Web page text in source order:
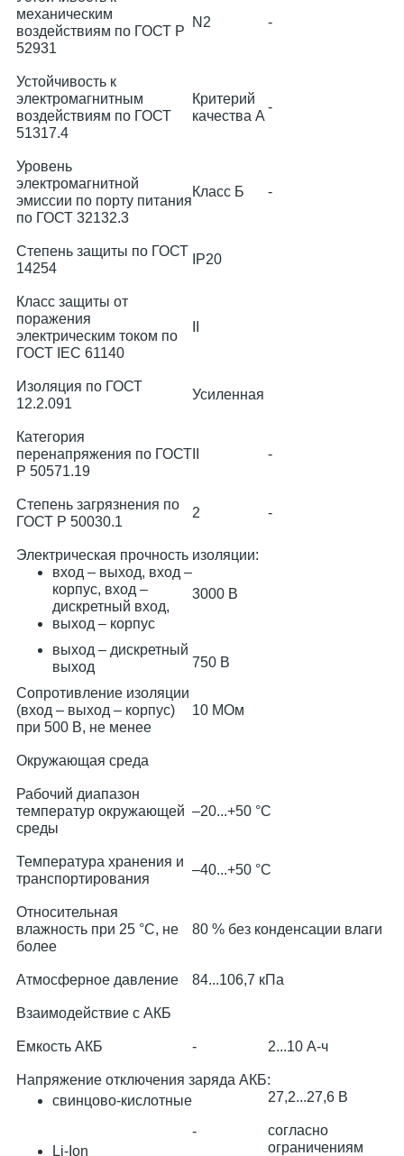
механическим
воздействиям по ГОСТ Р
52931
N2 -
Устойчивость к
электромагнитным
воздействиям по ГОСТ
51317.4
Критерий
качества А
-
Уровень
электромагнитной
эмиссии по порту питания
по ГОСТ 32132.3
Класс Б -
Степень защиты по ГОСТ
14254
IP20
Класс защиты от
поражения
электрическим током по
ГОСТ IEC 61140
Изоляция по ГОСТ
12.2.091
Усиленная
Категория
перенапряжения по ГОСТ
Р 50571.19
-
Степень загрязнения по
ГОСТ Р 50030.1
2 -
Электрическая прочность изоляции:
вход – выход, вход –
корпус, вход –
дискретный вход,
выход – корпус
3000 В
выход – дискретный
выход
750 В
Сопротивление изоляции
(вход – выход – корпус)
при 500 В, не менее
10 МОм
Окружаю­щая среда
Рабочий диапазон
температур окружающей
среды
–20...+50 °С
Температура хранения и
транспортирования
–40...+50 °С
Относительная
влажность при 25 °С, не
более
80 % без конденсации влаги
Атмосферное давление 84...106,7 кПа
Взаимодей­ствие с АКБ
Емкость АКБ - 2...10 А-ч
Напряжение отключения заряда АКБ:
свинцово-кислотные
-
27,2...27,6 В
Li-Ion
согласно
ограничениям